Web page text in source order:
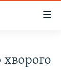
хворого